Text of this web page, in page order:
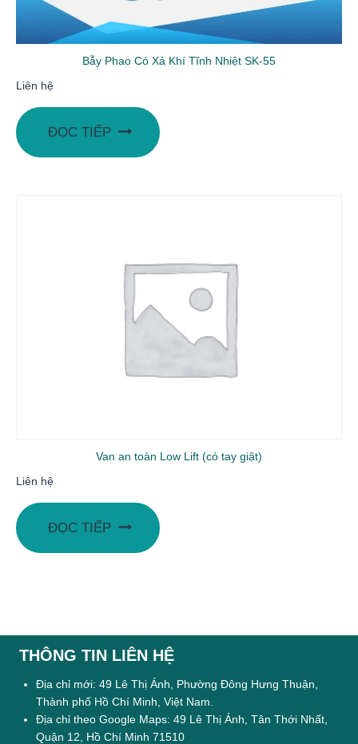
Bẫy Phao Có Xả Khí Tĩnh Nhiệt SK-55
Liên hệ
ĐỌC TIẾP
Van an toàn Low Lift (có tay giật)
Liên hệ
ĐỌC TIẾP
THÔNG TIN LIÊN HỆ
Địa chỉ mới: 49 Lê Thị Ánh, Phường Đông Hưng Thuận,
Thành phố Hồ Chí Minh, Việt Nam.
Địa chỉ theo Google Maps: 49 Lê Thị Ánh, Tân Thới Nhất,
Quận 12, Hồ Chí Minh 71510